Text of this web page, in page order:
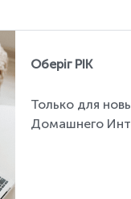
Оберіг РІК
Только для
Домашнего